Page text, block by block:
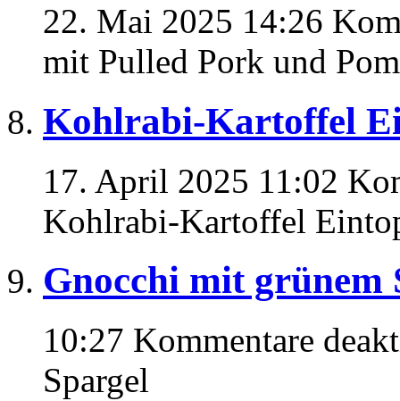
22. Mai 2025 14:26
mit Pulled Pork und
Kohlrabi-Kartoffel
17. April 2025 11:02
Kohlrabi-Kartoffel
Gnocchi mit grünem
10:27 Kommentare
Spargel